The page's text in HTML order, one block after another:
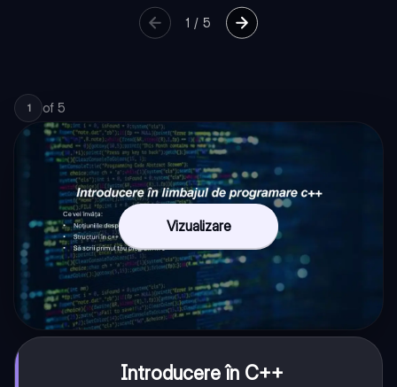
1 /5
1 of 5
Vizualizare
Introducere în C++